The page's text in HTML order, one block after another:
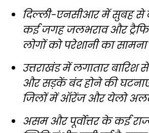
दिल्ली-एनसीआर में सुबह से
कई जगह जलभराव और
लोगों को परेशानी का सामना
उत्तराखंड में लगातार
और सड़कें बंद होने की
जिलों में ऑरेंज और येलो अलर्ट
असम और पूर्वोत्तर के कई